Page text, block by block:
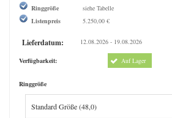
Ringgröße
siehe Tabelle
Listenpreis
5.250,00 €
Lieferdatum: 12.08.2026 - 19.08.2026
Verfügbarkeit: Auf Lager
Ringgröße